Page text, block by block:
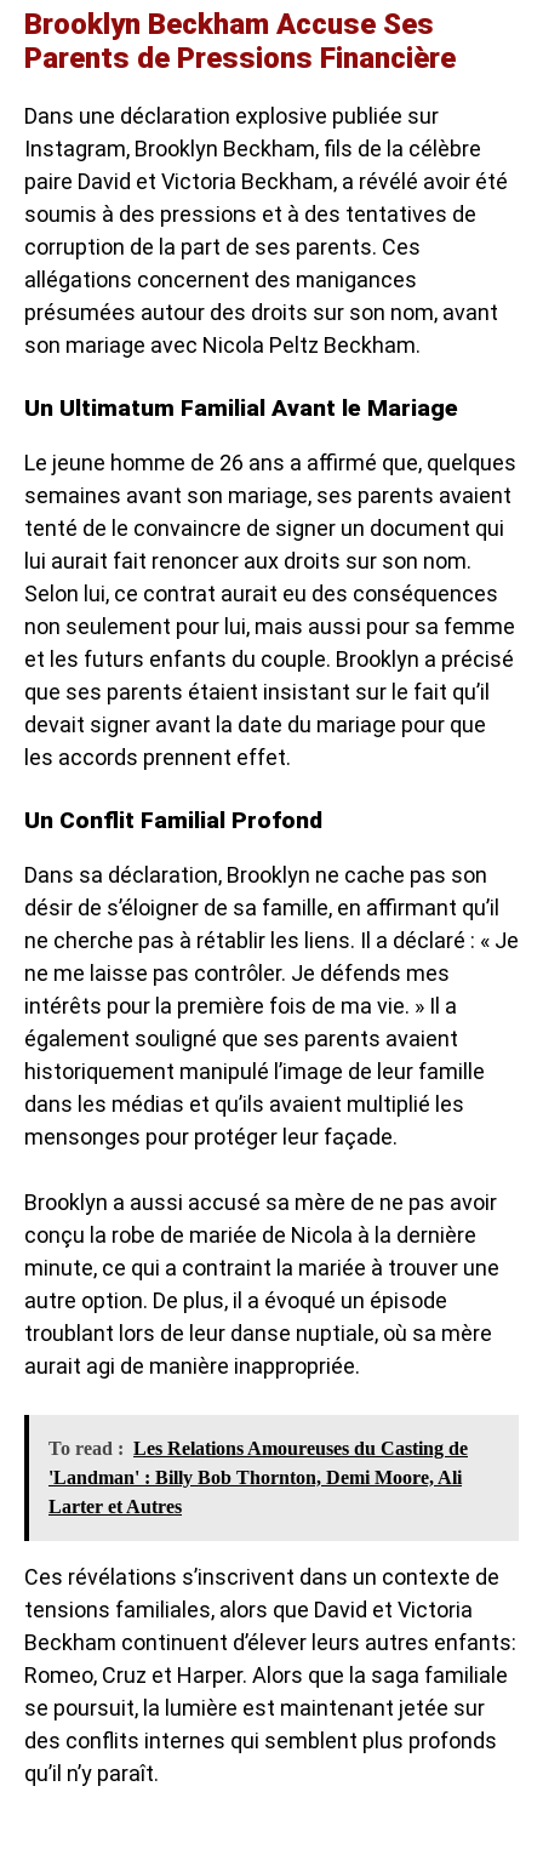
Brooklyn Beckham Accuse Ses
Parents de Pressions Financière
Dans une déclaration explosive publiée sur
Instagram, Brooklyn Beckham, fils de la célèbre
paire David et Victoria Beckham, a révélé avoir été
soumis à des pressions et à des tentatives de
corruption de la part de ses parents. Ces
allégations concernent des manigances
présumées autour des droits sur son nom, avant
son mariage avec Nicola Peltz Beckham.
Un Ultimatum Familial Avant le Mariage
Le jeune homme de 26 ans a affirmé que, quelques
semaines avant son mariage, ses parents avaient
tenté de le convaincre de signer un document qui
lui aurait fait renoncer aux droits sur son nom.
Selon lui, ce contrat aurait eu des conséquences
non seulement pour lui, mais aussi pour sa femme
et les futurs enfants du couple. Brooklyn a précisé
que ses parents étaient insistant sur le fait qu’il
devait signer avant la date du mariage pour que
les accords prennent effet.
Un Conflit Familial Profond
Dans sa déclaration, Brooklyn ne cache pas son
désir de s’éloigner de sa famille, en affirmant qu’il
ne cherche pas à rétablir les liens. Il a déclaré : « Je
ne me laisse pas contrôler. Je défends mes
intérêts pour la première fois de ma vie. » Il a
également souligné que ses parents avaient
historiquement manipulé l’image de leur famille
dans les médias et qu’ils avaient multiplié les
mensonges pour protéger leur façade.
Brooklyn a aussi accusé sa mère de ne pas avoir
conçu la robe de mariée de Nicola à la dernière
minute, ce qui a contraint la mariée à trouver une
autre option. De plus, il a évoqué un épisode
troublant lors de leur danse nuptiale, où sa mère
aurait agi de manière inappropriée.
To read : Les Relations Amoureuses du Casting de
'Landman' : Billy Bob Thornton, Demi Moore, Ali
Larter et Autres
Ces révélations s’inscrivent dans un contexte de
tensions familiales, alors que David et Victoria
Beckham continuent d’élever leurs autres enfants:
Romeo, Cruz et Harper. Alors que la saga familiale
se poursuit, la lumière est maintenant jetée sur
des conflits internes qui semblent plus profonds
qu’il n’y paraît.